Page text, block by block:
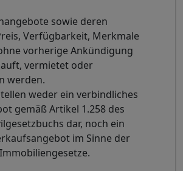
sowie deren
Verfügbarkeit, Merkmale
vorherige Ankündigung
vermietet oder
werden.
weder ein verbindliches
gemäß Artikel 1.258 des
dar, noch ein
im Sinne der